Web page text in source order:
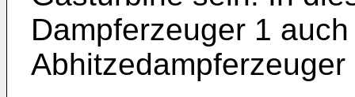
Dampferzeuger 1